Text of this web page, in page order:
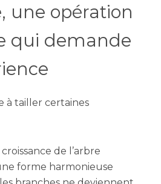
une opération
qui demande
à tailler certaines
de l’arbre
forme harmonieuse